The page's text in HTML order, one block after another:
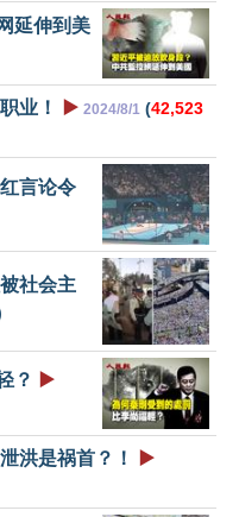
延伸到美
业！ ▶️ 2024/8/1 (42,523
言论令
社会主
？ ▶️
洪是祸首？！ ▶️